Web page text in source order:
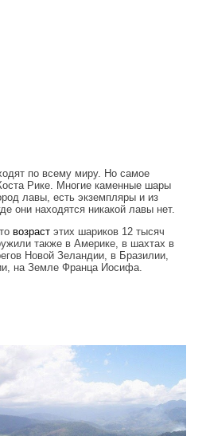
по всему миру. Но самое
Рике. Многие каменные шары
лавы, есть экземпляры и из
они находятся никакой лавы нет.
возраст этих шариков 12 тысяч
также в Америке, в шахтах в
Новой Зеландии, в Бразилии,
на Земле Франца Иосифа.